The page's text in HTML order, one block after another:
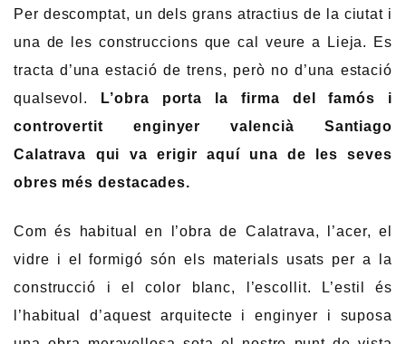
Per descomptat, un dels grans atractius de la ciutat i
una de les construccions que cal veure a Lieja. Es
tracta d’una estació de trens, però no d’una estació
qualsevol.
L’obra porta la firma del famós i
controvertit enginyer valencià Santiago
Calatrava qui va erigir aquí una de les seves
obres més destacades.
Com és habitual en l’obra de Calatrava, l’acer, el
vidre i el formigó són els materials usats per a la
construcció i el color blanc, l’escollit. L’estil és
l’habitual d’aquest arquitecte i enginyer i suposa